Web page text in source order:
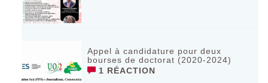
Appel à candidature pour deux
bourses de doctorat (2020-2024)
1 RÉACTION